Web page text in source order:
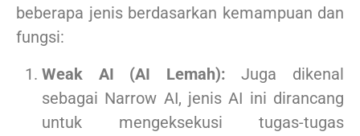
beberapa jenis berdasarkan kemampuan dan
fungsi:
Weak AI (AI Lemah): Juga dikenal
sebagai Narrow AI, jenis AI ini dirancang
untuk mengeksekusi tugas-tugas